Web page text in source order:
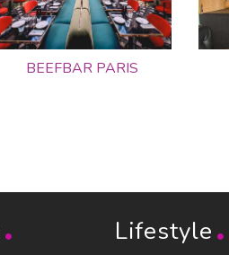
BEEFBAR PARIS
Lifestyle